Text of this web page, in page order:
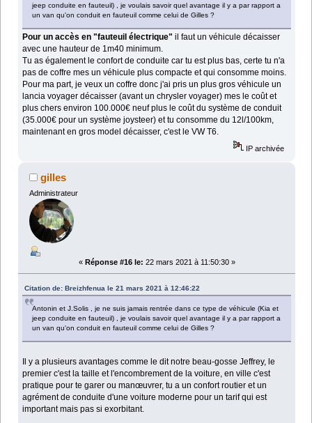
jeep conduite en fauteuil) , je voulais savoir quel avantage il y a par rapport a
un van qu'on conduit en fauteuil comme celui de Gilles ?
Pour un accès en "fauteuil électrique" il faut un véhicule décaisser
avec une hauteur de 1m40 minimum.
Tu as également le confort de conduite car tu est plus bas, certe tu n'a
pas de coffre mes un véhicule plus compacte et qui consomme moins.
Pour ma part, je veux un coffre donc j'ai pris un plus gros véhicule un
lancia voyager décaisser (avant un chrysler voyager) mes le coût et
plus chers environ 100.000€ neuf plus le coût du système de conduit
(35.000€ pour un système joysteer) et tu consomme du 12l/100km,
maintenant en gros model décaisser, c'est le VW T6.
IP archivée
gilles
Administrateur
« Réponse #16 le: 22 mars 2021 à 11:50:30 »
Citation de: Breizhfenua le 21 mars 2021 à 12:46:22
Antonin et J.Solis , je ne suis jamais rentrée dans ce type de véhicule (Kia et
jeep conduite en fauteuil) , je voulais savoir quel avantage il y a par rapport a
un van qu'on conduit en fauteuil comme celui de Gilles ?
Il y a plusieurs avantages comme le dit notre beau-gosse Jeffrey, le
premier c'est la taille et l'encombrement de la voiture, en ville c'est
pratique pour te garer ou manœuvrer, tu a un confort routier et un
agrément de conduite d'une voiture moderne pour un tarif qui est
important mais pas si exorbitant.